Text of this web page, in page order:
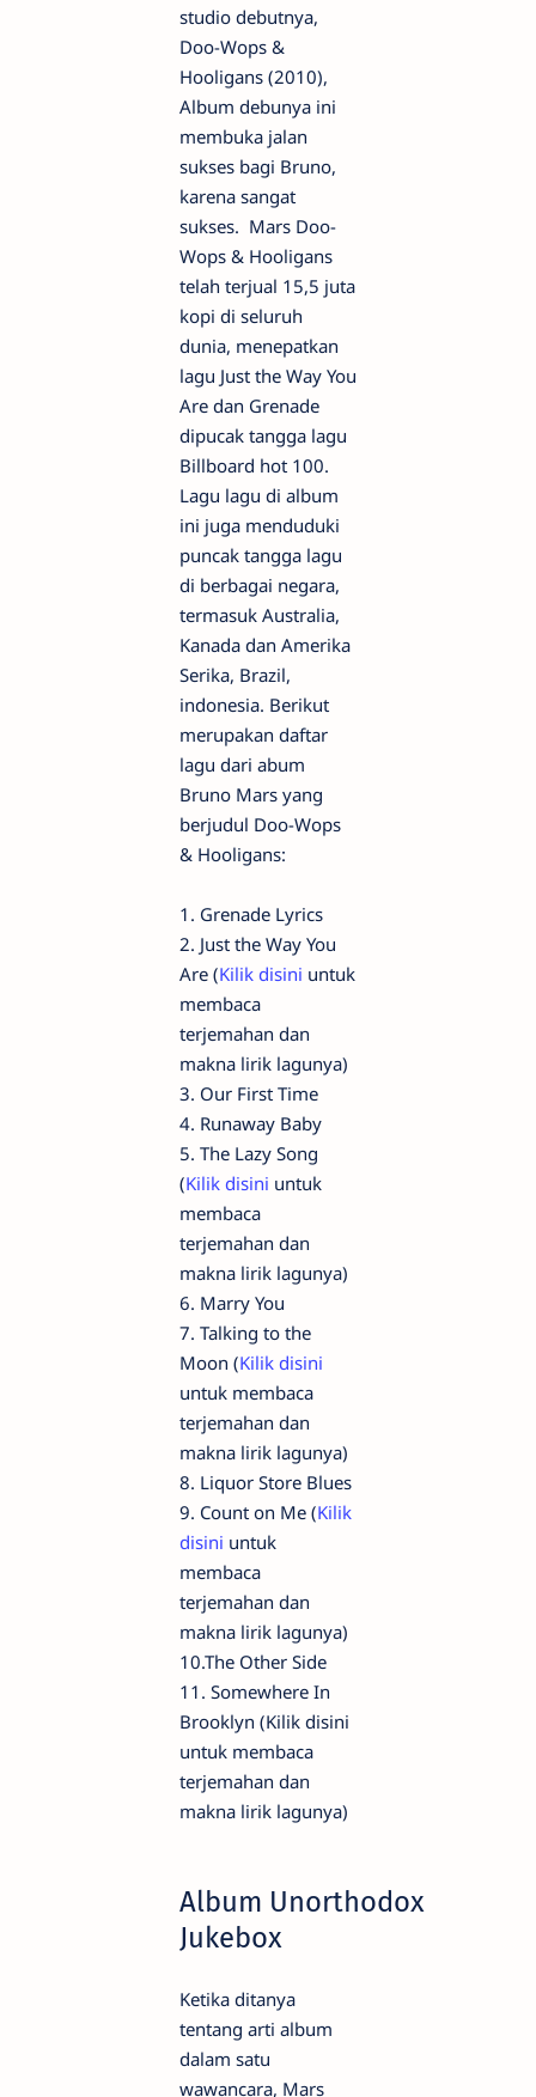
studio debutnya,
Doo-Wops &
Hooligans (2010),
Album debunya ini
membuka jalan
sukses bagi Bruno,
karena sangat
sukses. Mars Doo-
Wops & Hooligans
telah terjual 15,5 juta
kopi di seluruh
dunia, menepatkan
lagu Just the Way You
Are dan Grenade
dipucak tangga lagu
Billboard hot 100.
Lagu lagu di album
ini juga menduduki
puncak tangga lagu
di berbagai negara,
termasuk Australia,
Kanada dan Amerika
Serika, Brazil,
indonesia. Berikut
merupakan daftar
lagu dari abum
Bruno Mars yang
berjudul Doo-Wops
& Hooligans:
1. Grenade Lyrics
2. Just the Way You
Are (Kilik disini untuk
membaca
terjemahan dan
makna lirik lagunya)
3. Our First Time
4. Runaway Baby
5. The Lazy Song
(Kilik disini untuk
membaca
terjemahan dan
makna lirik lagunya)
6. Marry You
7. Talking to the
Moon (Kilik disini
untuk membaca
terjemahan dan
makna lirik lagunya)
8. Liquor Store Blues
9. Count on Me (Kilik
disini untuk
membaca
terjemahan dan
makna lirik lagunya)
10.The Other Side
11. Somewhere In
Brooklyn (Kilik disini
untuk membaca
terjemahan dan
makna lirik lagunya)
Album Unorthodox
Jukebox
Ketika ditanya
tentang arti album
dalam satu
wawancara, Mars